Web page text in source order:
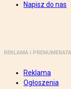
Napisz do nas
REKLAMA I PRENUMERATA
Reklama
Ogłoszenia